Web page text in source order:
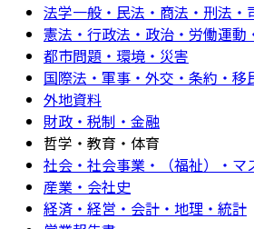
法学一般・民法・商法・刑法・
憲法・行政法・政治・労働運動
都市問題・環境・災害
国際法・軍事・外交・条約・移
外地資料
財政・税制・金融
哲学・教育・体育
社会・社会事業・（福祉）・マ
産業・会社史
経済・経営・会計・地理・統計